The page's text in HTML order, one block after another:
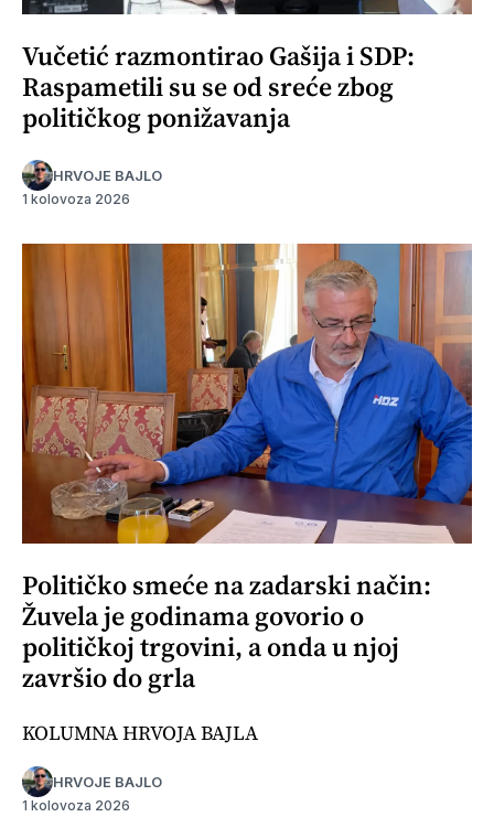
Vučetić razmontirao Gašija i SDP:
Raspametili su se od sreće zbog
političkog ponižavanja
HRVOJE BAJLO
1 kolovoza 2026
Političko smeće na zadarski način:
Žuvela je godinama govorio o
političkoj trgovini, a onda u njoj
završio do grla
KOLUMNA HRVOJA BAJLA
HRVOJE BAJLO
1 kolovoza 2026